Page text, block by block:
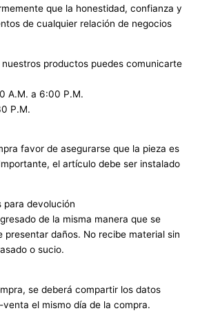
que la honestidad, confianza y
de cualquier relación de negocios
productos puedes comunicarte
A.M. a 6:00 P.M.
P.M.
favor de asegurarse que la pieza es
el artículo debe ser instalado
para devolución
de la misma manera que se
presentar daños. No recibe material sin
o sucio.
se deberá compartir los datos
el mismo día de la compra.